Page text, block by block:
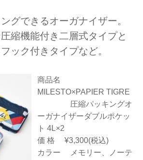
グできるオーガナイザー。
縮機能付き二層式タイプと
ック付きタイプなど。
商品名
MILESTO×PAPIER TIGRE
圧縮パッキングオ
ーガナイザーダブルポケッ
ト 4L×2
価 格 ¥3,300(税込)
カラー メモリー、ノーテ